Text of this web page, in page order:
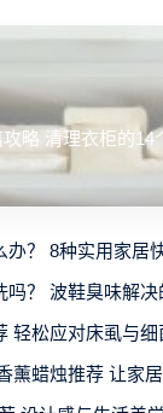
攻略 清理衣柜的14
办？ 8种实用家居
吗？ 波鞋臭味解决
轻松应对床虱与细
薰蜡烛推荐 让家